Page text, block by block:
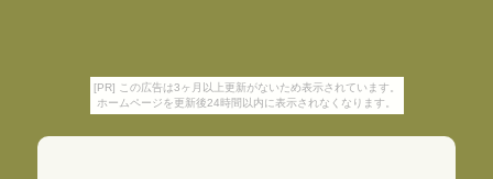
[PR] この広告は3ヶ月以上更新がないため表示されています。
ホームページを更新後24時間以内に表示されなくなります。